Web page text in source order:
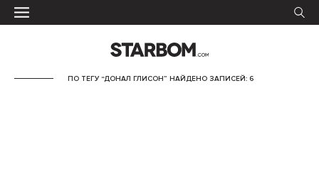
ПО ТЕГУ “ДОНАЛ ГЛИСОН” НАЙДЕНО ЗАПИСЕЙ: 6